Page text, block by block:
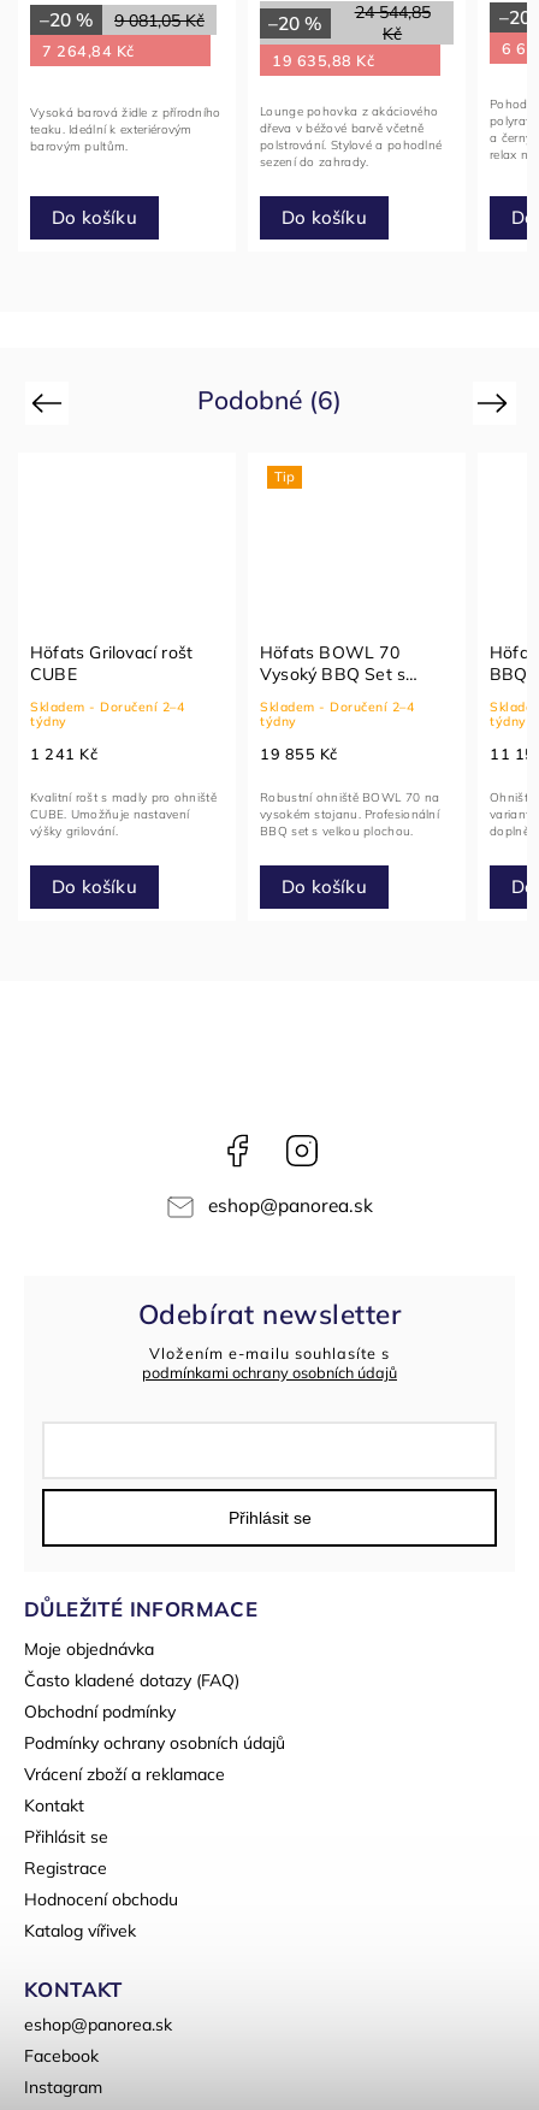
9 081,05 Kč
–20 %
7 264,84 Kč
Do košíku
Vysoká barová židle z přírodního
teaku. Ideální k exteriérovým
barovým pultům.
24 544,85
Kč
–20 %
19 635,88 Kč
Do košíku
Lounge pohovka z akáciového
dřeva v béžové barvě včetně
polstrování. Stylové a pohodlné
sezení do zahrady.
–20
6
a
relax na
Podobné (6)
Previous
Höfats Grilovací rošt
CUBE
Skladem - Doručení 2–4
týdny
1 241 Kč
Do košíku
Kvalitní rošt s madly pro ohniště
CUBE. Umožňuje nastavení
výšky grilování.
Tip
Höfats BOWL 70
Vysoký BBQ Set s
Skladem - Doručení 2–4
týdny
19 855 Kč
Do košíku
Robustní ohniště BOWL 70 na
vysokém stojanu. Profesionální
BBQ set s velkou plochou.
BBQ
týdny
11
Ohniště
variantě
Next
Facebook
eshop@panorea.sk
Odebírat newsletter
Vložením e-mailu souhlasíte s
podmínkami ochrany osobních údajů
Přihlásit se
DŮLEŽITÉ INFORMACE
Moje objednávka
Často kladené dotazy (FAQ)
Obchodní podmínky
Podmínky ochrany osobních údajů
Vrácení zboží a reklamace
Kontakt
Přihlásit se
Registrace
Hodnocení obchodu
Katalog vířivek
KONTAKT
eshop@panorea.sk
Facebook
Instagram